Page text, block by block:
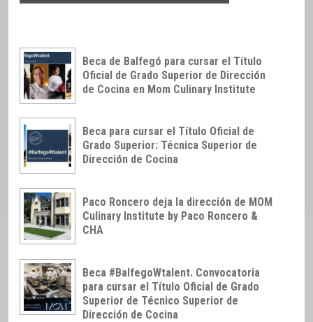
Beca de Balfegó para cursar el Título
Oficial de Grado Superior de Dirección
de Cocina en Mom Culinary Institute
Beca para cursar el Título Oficial de
Grado Superior: Técnica Superior de
Dirección de Cocina
Paco Roncero deja la dirección de MOM
Culinary Institute by Paco Roncero &
CHA
Beca #BalfegoWtalent. Convocatoria
para cursar el Título Oficial de Grado
Superior de Técnico Superior de
Dirección de Cocina